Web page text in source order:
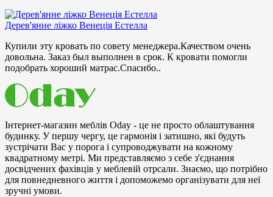
Дерев'янне ліжко Венеція Естелла
Купили эту кровать по совету менеджера.Качеством очень
довольна. Заказ был выполнен в срок. К кровати помогли
подобрать хороший матрас.Спасибо..
Інтернет-магазин меблів Oday - це не просто облаштування
будинку. У першу чергу, це гармонія і затишно, які будуть
зустрічати Bac у порога і супроводжувати на кожному
квадратному метрі. Ми представляємо з себе з'єднання
досвідчених фахівців у меблевій отрсали. Знаємо, що потрібно
для повнедневного життя і допоможемо організувати для неї
зручні умови.